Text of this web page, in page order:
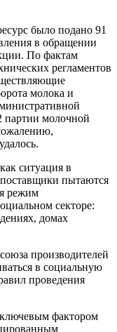
было подано 91
в обращении
По фактам
регламентов
молока и
партии молочной
ситуация в
пытаются
режим
секторе:
домах
производителей
в социальную
проведения
фактором